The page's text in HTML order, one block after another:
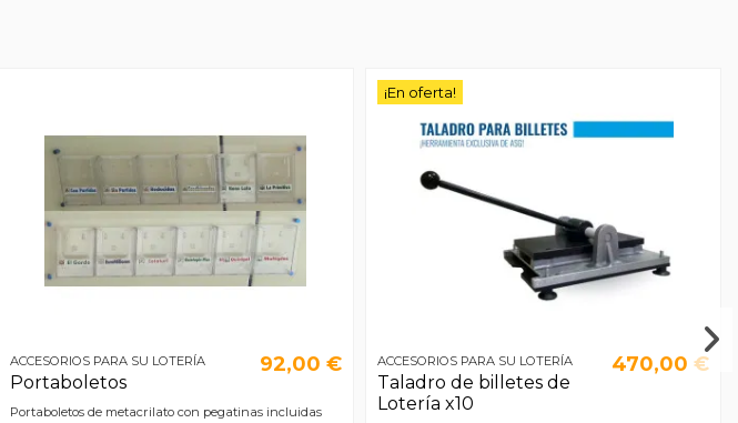
ACCESORIOS PARA SU LOTERÍA
Portaboletos
92,00 €
Portaboletos de metacrilato con pegatinas incluidas
¡En oferta!
ACCESORIOS PARA SU LOTERÍA
Taladro de billetes de
Lotería x10
470,00 €